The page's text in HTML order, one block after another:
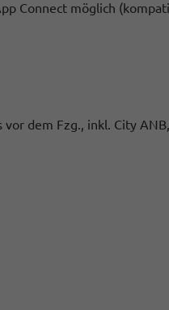
Connect möglich
vor dem Fzg., inkl. City